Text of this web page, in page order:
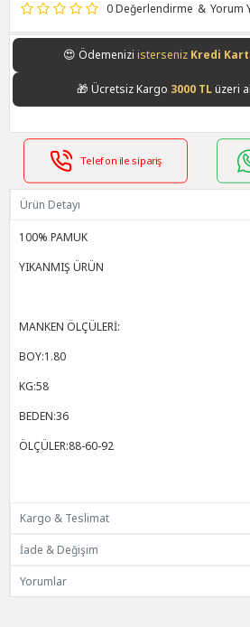
0 Değerlendirme & Yorum
😍Ödemenizi istersenizHavale/
🎁 Ücretsiz Kargo 3000 TLüzeri
Telefon ile sipariş
Ürün Detayı
100% PAMUK
YIKANMIŞ ÜRÜN
MANKEN ÖLÇÜLERİ:
BOY:1.80
KG:58
BEDEN:36
ÖLÇÜLER:88-60-92
Kargo & Teslimat
İade & Değişim
Yorumlar